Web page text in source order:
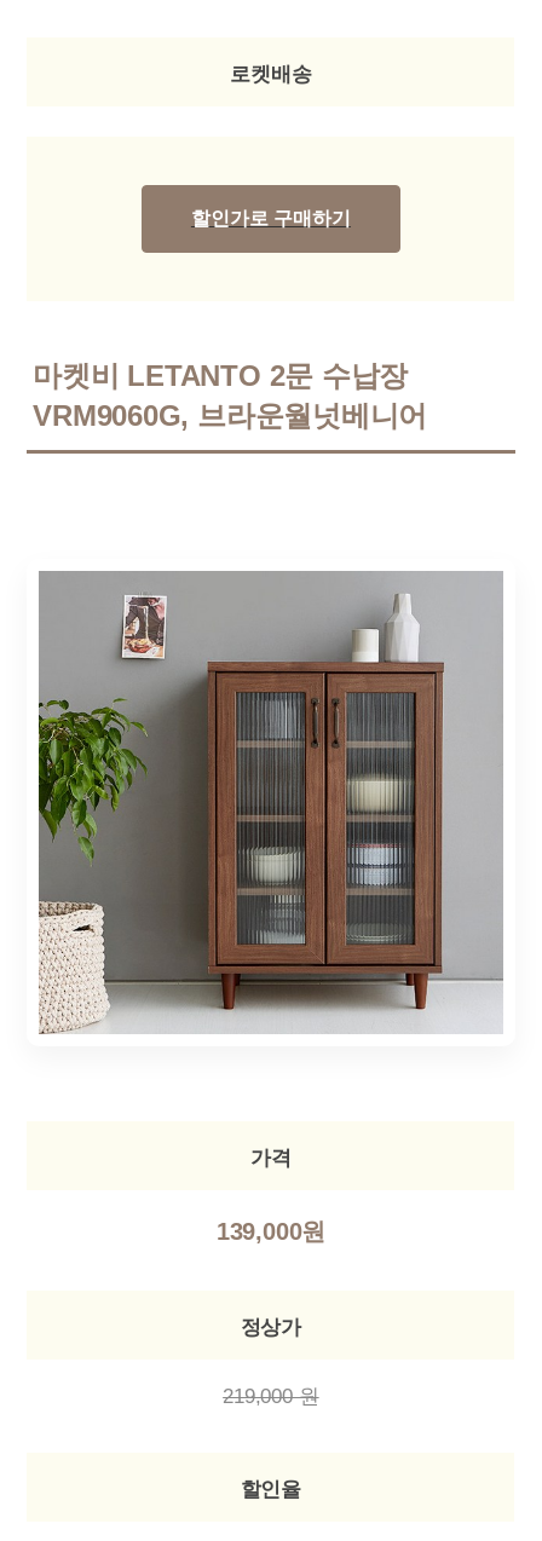
로켓배송
할인가로 구매하기
마켓비 LETANTO 2문 수납장
VRM9060G, 브라운월넛베니어
가격
139,000원
정상가
219,000 원
할인율